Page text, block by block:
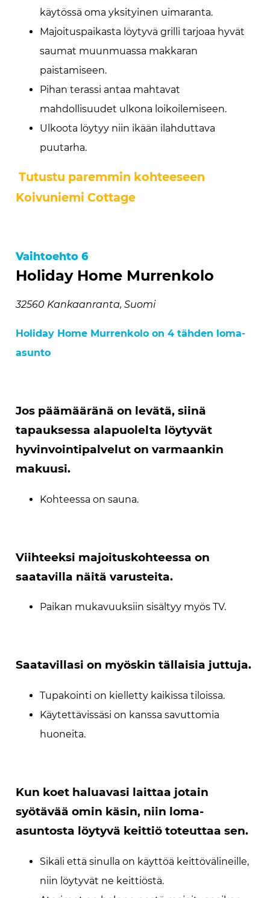
käytössä oma yksityinen uimaranta.
Majoituspaikasta löytyvä grilli tarjoaa hyvät
saumat muunmuassa makkaran
paistamiseen.
Pihan terassi antaa mahtavat
mahdollisuudet ulkona loikoilemiseen.
Ulkoota löytyy niin ikään ilahduttava
puutarha.
Tutustu paremmin kohteeseen
Koivuniemi Cottage
Vaihtoehto 6
Holiday Home Murrenkolo
32560 Kankaanranta, Suomi
Holiday Home Murrenkolo on 4 tähden loma-
asunto
Jos päämääränä on levätä, siinä
tapauksessa alapuolelta löytyvät
hyvinvointipalvelut on varmaankin
makuusi.
Kohteessa on sauna.
Viihteeksi majoituskohteessa on
saatavilla näitä varusteita.
Paikan mukavuuksiin sisältyy myös TV.
Saatavillasi on myöskin tällaisia juttuja.
Tupakointi on kielletty kaikissa tiloissa.
Käytettävissäsi on kanssa savuttomia
huoneita.
Kun koet haluavasi laittaa jotain
syötävää omin käsin, niin loma-
asuntosta löytyvä keittiö toteuttaa sen.
Sikäli että sinulla on käyttöä keittövälineille,
niin löytyvät ne keittiöstä.